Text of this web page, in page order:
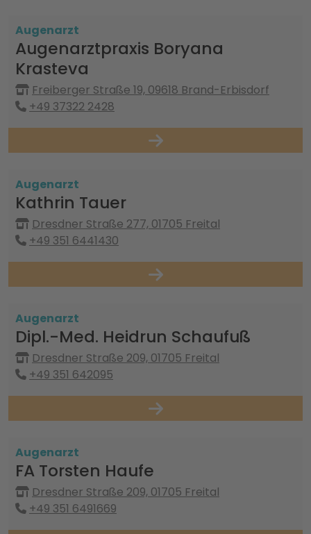
Augenarzt
Augenarztpraxis Boryana
Krasteva
Freiberger Straße 19, 09618 Brand-Erbisdorf
+49 37322 2428
Augenarzt
Kathrin Tauer
Dresdner Straße 277, 01705 Freital
+49 351 6441430
Augenarzt
Dipl.-Med. Heidrun Schaufuß
Dresdner Straße 209, 01705 Freital
+49 351 642095
Augenarzt
FA Torsten Haufe
Dresdner Straße 209, 01705 Freital
+49 351 6491669